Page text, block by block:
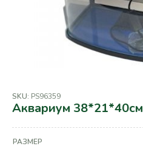
SKU: PS96359
Аквариум 38*21*40см
РАЗМЕР